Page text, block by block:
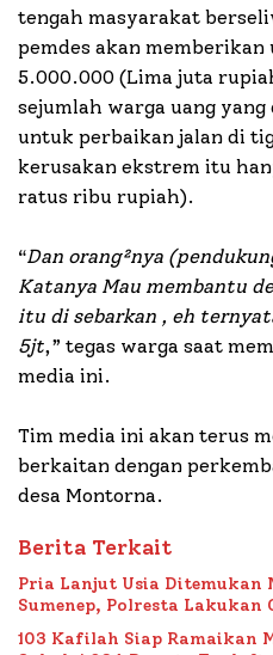
tengah masyarakat
pemdes akan memberikan
5.000.000 (Lima juta
sejumlah warga uang
untuk perbaikan jalan di
kerusakan ekstrem itu
ratus ribu rupiah).
“Dan orang²nya
Katanya Mau membantu
itu di sebarkan , eh
5jt,” tegas warga saat
media ini.
Tim media ini akan terus
berkaitan dengan
desa Montorna.
Berita Terkait
Pria Lanjut Usia Ditemukan
Sumenep, Polresta Lakukan
103 Kafilah Siap Ramaikan